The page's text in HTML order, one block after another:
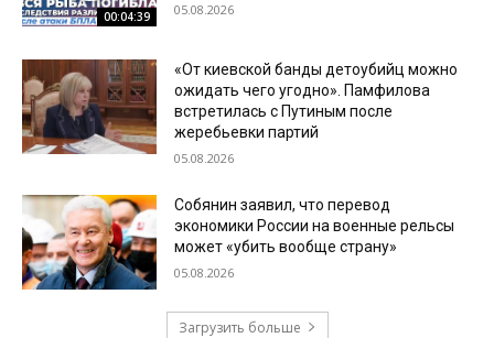
00:04:39 05.08.2026
«От киевской банды детоубийц можно
ожидать чего угодно». Памфилова
встретилась с Путиным после
жеребьевки партий
05.08.2026
Собянин заявил, что перевод
экономики России на военные рельсы
может «убить вообще страну»
05.08.2026
Загрузить больше